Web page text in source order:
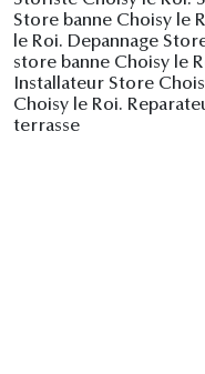
Store banne Choisy le
le Roi. Depannage
store banne Choisy le
Installateur Store
Choisy le Roi.
terrasse